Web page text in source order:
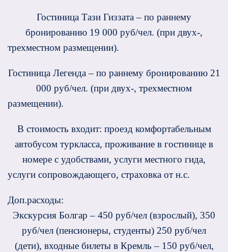
Гостиница Тази Гиззата – по раннему
бронированию 19 000 руб/чел. (при двух-,
трехместном размещении).
Гостиница Легенда – по раннему бронированию 21
000 руб/чел. (при двух-, трехместном
размещении).
В стоимость входит: проезд комфортабельным
автобусом туркласса, проживание в гостинице в
номере с удобствами, услуги местного гида,
услуги сопровождающего, страховка от н.с.
Доп.расходы:
Экскурсия Болгар – 450 руб/чел (взрослый), 350
руб/чел (пенсионеры, студенты) 250 руб/чел
(дети), входные билеты в Кремль – 150 руб/чел,